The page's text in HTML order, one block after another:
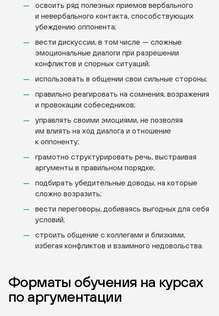
освоить ряд полезных приемов вербального
и невербального контакта, способствующих
убеждению оппонента;
вести дискуссии, в том числе — сложные
эмоциональные диалоги при разрешении
конфликтов и спорных ситуаций;
использовать в общении свои сильные стороны;
правильно реагировать на сомнения, возражения
и провокации собеседников;
управлять своими эмоциями, не позволяя
им влиять на ход диалога и отношение
к оппоненту;
грамотно структурировать речь, выстраивая
аргументы в правильном порядке;
подбирать убедительные доводы, на которые
сложно возразить;
вести переговоры, добиваясь выгодных для себя
условий;
строить общение с коллегами и близкими,
избегая конфликтов и взаимного недовольства.
Форматы обучения на курсах
по аргументации